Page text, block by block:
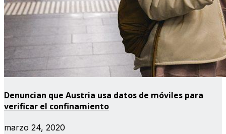
Denuncian que Austria usa datos de móviles para
verificar el confinamiento
marzo 24, 2020